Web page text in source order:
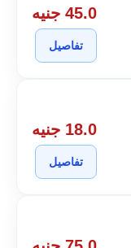
45.0 جنيه
تفاصيل
18.0 جنيه
تفاصيل